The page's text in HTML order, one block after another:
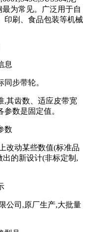
为常见。广泛用于自
印刷、食品包装等机械
步带轮。
,其齿数、适应皮带宽
数是固定值。
改动某些数值(标准品
的新设计(非标定制,
公司,原厂生产,大批量